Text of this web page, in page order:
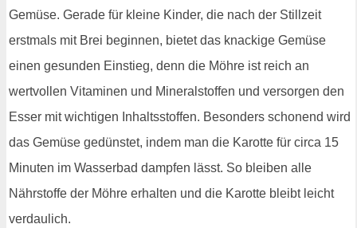
Gemüse. Gerade für kleine Kinder, die nach der Stillzeit
erstmals mit Brei beginnen, bietet das knackige Gemüse
einen gesunden Einstieg, denn die Möhre ist reich an
wertvollen Vitaminen und Mineralstoffen und versorgen den
Esser mit wichtigen Inhaltsstoffen. Besonders schonend wird
das Gemüse gedünstet, indem man die Karotte für circa 15
Minuten im Wasserbad dampfen lässt. So bleiben alle
Nährstoffe der Möhre erhalten und die Karotte bleibt leicht
verdaulich.